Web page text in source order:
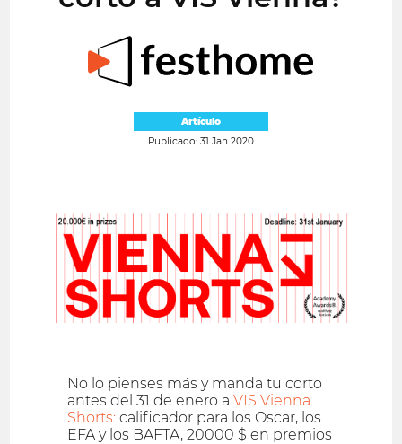
Artículo
Publicado: 31 Jan 2020
No lo pienses más y manda tu corto
antes del 31 de enero aVIS Vienna
Shorts: calificador para los Oscar, los
EFA y los BAFTA, 20000 $ en premios